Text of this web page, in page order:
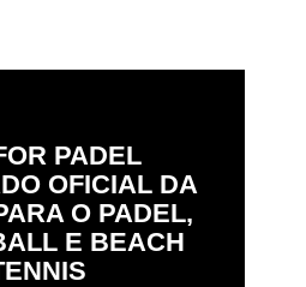
PADEL
OFICIAL DA
O PADEL,
E BEACH